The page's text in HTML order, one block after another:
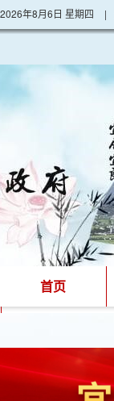
2026年8月6日 星期四 |
首页